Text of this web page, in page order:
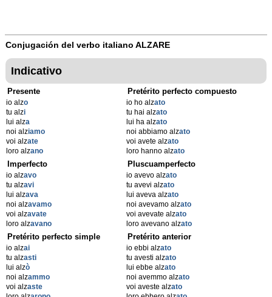
Conjugación del verbo italiano ALZARE
Indicativo
Presente
io alzo
tu alzi
lui alza
noi alziamo
voi alzate
loro alzano
Pretérito perfecto compuesto
io ho alzato
tu hai alzato
lui ha alzato
noi abbiamo alzato
voi avete alzato
loro hanno alzato
Imperfecto
io alzavo
tu alzavi
lui alzava
noi alzavamo
voi alzavate
loro alzavano
Pluscuamperfecto
io avevo alzato
tu avevi alzato
lui aveva alzato
noi avevamo alzato
voi avevate alzato
loro avevano alzato
Pretérito perfecto simple
io alzai
tu alzasti
lui alzò
noi alzammo
voi alzaste
Pretérito anterior
io ebbi alzato
tu avesti alzato
lui ebbe alzato
noi avemmo alzato
voi aveste alzato